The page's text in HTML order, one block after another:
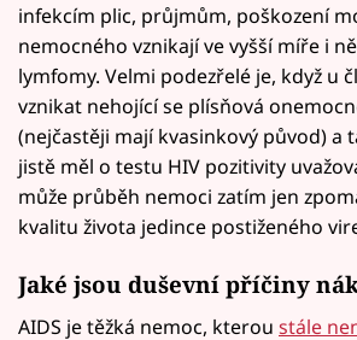
infekcím plic, průjmům, poškození
nemocného vznikají ve vyšší míře i
lymfomy. Velmi podezřelé je, když u
vznikat nehojící se plísňová
(nejčastěji mají kvasinkový původ) a
jistě měl o testu HIV pozitivity
může průběh nemoci zatím jen
kvalitu života jedince postiženého
Jaké jsou duševní příčiny
AIDS je těžká nemoc, kterou stále